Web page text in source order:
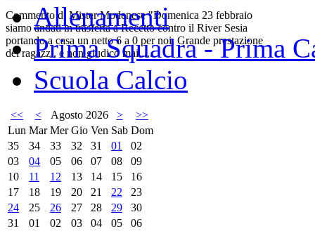
Commento di Mister Modenese "Domenica 23 febbraio
siamo andati in trasferta a Recetto contro il River Sesia
portando a casa un netto 6 a 0 per noi. Grande prestazione
dei ragazzi, e non giudico mai ....
Allenamenti
Prima Squadra - Prima
Scuola Calcio
<< < Agosto 2026 >
>>
Lun Mar Mer Gio Ven Sab Dom
35
34 33 32 31 01
02
03
04 05 06 07 08
09
10
11 12 13 14 15
16
17
18 19 20 21 22
23
24
25 26 27 28 29
30
31
01 02 03 04 05 06